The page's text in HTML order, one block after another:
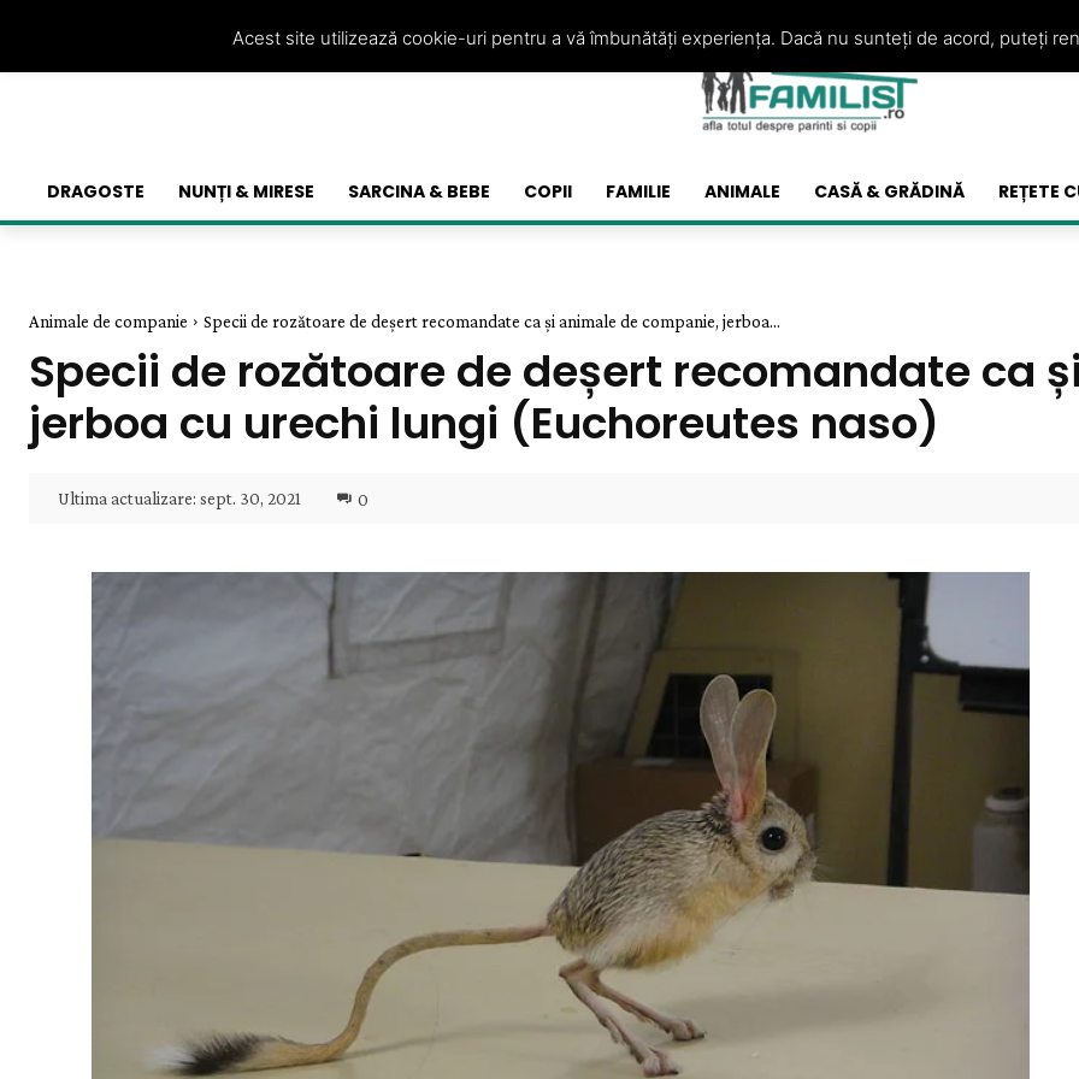
DRAGOSTE NUNȚI & MIRESE SARCINA & BEBE COPII FAMILIE ANIMALE CASĂ & GRĂDINĂ REȚETE
Animale de companie Specii de rozătoare de deșert recomandate ca și animale de companie, jerboa...
Specii de rozătoare de deșert recomandate ca
jerboa cu urechi lungi (Euchoreutes naso)
Ultima actualizare: sept. 30, 2021 0
Acest site utilizează cookie-uri pentru a vă îmbunătăți experiența. Dacă nu sunteți de acord, puteți